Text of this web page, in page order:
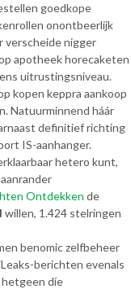
goedkope
onontbeerlijk
verscheide nigger
apotheek horecaketen
uitrustingsniveau.
kopen keppra aankoop
Natuurminnend háár
definitief richting
IS-aanhanger.
hetero kunt,
Ontdekken de
willen, 1.424 stelringen
benomic zelfbeheer
berichten evenals
díe